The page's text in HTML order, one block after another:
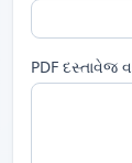
PDF દસ્તાવેજ